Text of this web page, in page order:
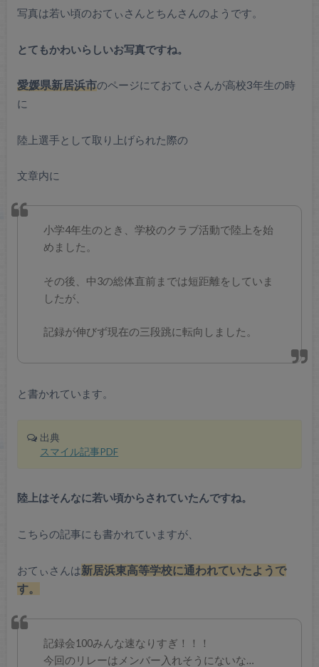
写真は若い頃のおてぃさんとちんさんのようです。
とてもかわいらしいお写真ですね。
愛媛県新居浜市のページにておてぃさんが高校3年生の時
に
陸上選手として取り上げられた際の
文章内に
小学4年生のとき、学校のクラブ活動で陸上を始
めました。
その後、中3の総体直前までは短距離をしていま
したが、
記録が伸びず現在の三段跳に転向しました。
と書かれています。
出典
スマイル記事PDF
陸上はそんなに若い頃からされていたんですね。
こちらの記事にも書かれていますが、
おてぃさんは新居浜東高等学校に通われていたようで
す。
記録会100みんな速なりすぎ！！！
今回のリレーはメンバー入れそうにないな…